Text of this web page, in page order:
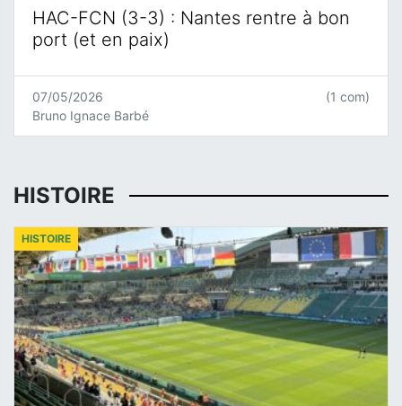
HAC-FCN (3-3) : Nantes rentre à bon
port (et en paix)
07/05/2026
Bruno Ignace Barbé
(1 com)
HISTOIRE
HISTOIRE